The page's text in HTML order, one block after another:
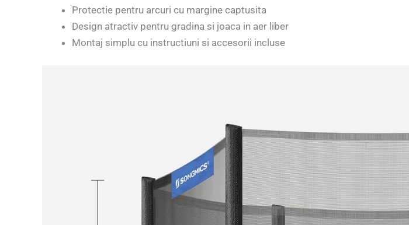
Protectie pentru arcuri cu margine captusita
Design atractiv pentru gradina si joaca in aer liber
Montaj simplu cu instructiuni si accesorii incluse